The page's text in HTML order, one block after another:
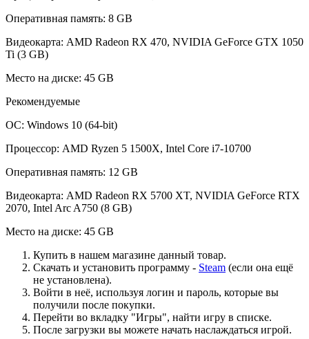
Оперативная память: 8 GB
Видеокарта: AMD Radeon RX 470, NVIDIA GeForce GTX 1050
Ti (3 GB)
Место на диске: 45 GB
Рекомендуемые
ОС: Windows 10 (64-bit)
Процессор: AMD Ryzen 5 1500X, Intel Core i7-10700
Оперативная память: 12 GB
Видеокарта: AMD Radeon RX 5700 XT, NVIDIA GeForce RTX
2070, Intel Arc A750 (8 GB)
Место на диске: 45 GB
Купить в нашем магазине данный товар.
Скачать и установить программу - Steam (если она ещё
не установлена).
Войти в неё, используя логин и пароль, которые вы
получили после покупки.
Перейти во вкладку "Игры", найти игру в списке.
После загрузки вы можете начать наслаждаться игрой.